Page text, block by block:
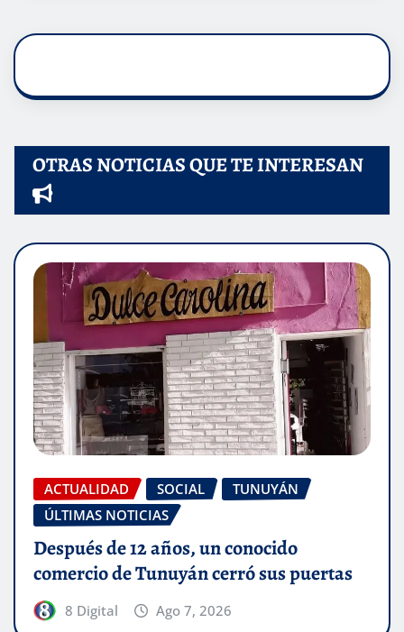
OTRAS NOTICIAS QUE TE INTERESAN
ACTUALIDAD SOCIAL
TUNUYÁN
ÚLTIMAS NOTICIAS
Después de 12 años, un conocido
comercio de Tunuyán cerró sus puertas
8 Digital Ago 7, 2026